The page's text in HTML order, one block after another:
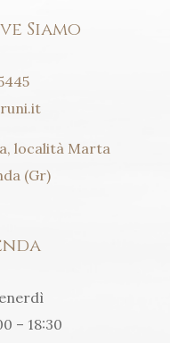
Siamo
località Marta
(Gr)
– 18:30